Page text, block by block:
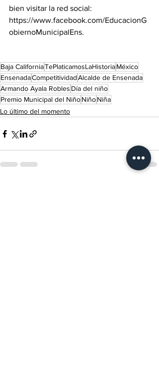
bien visitar la red social:
https://www.facebook.com/EducacionG
obiernoMunicipalEns.
Baja CaliforniaTePlaticamosLaHistoriaMéxico
EnsenadaCompetitividadAlcalde de Ensenada
Armando Ayala Robles Día del niño
Premio Municipal del NiñoNiñoNiña
Lo último del momento